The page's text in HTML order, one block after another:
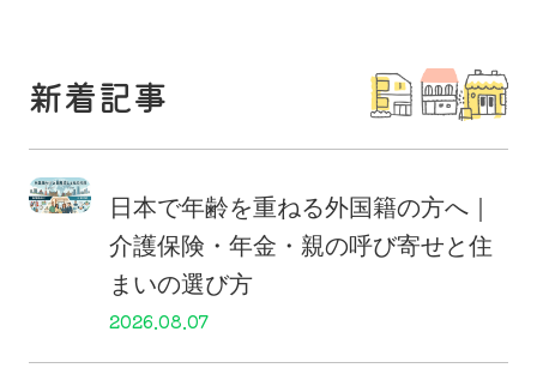
新着記事
日本で年齢を重ねる外国籍の方へ｜
介護保険・年金・親の呼び寄せと住
まいの選び方
2026.08.07